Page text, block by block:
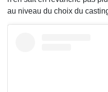
au niveau du choix du